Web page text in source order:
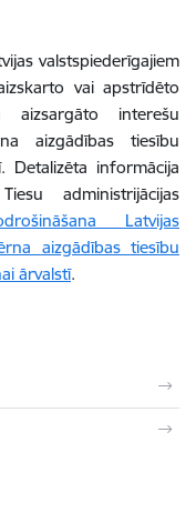
valstspiederīgajiem
vai apstrīdēto
interešu
aizgādības tiesību
Detalizēta informācija
administrijācijas
Latvijas
aizgādības tiesību
ārvalstī.